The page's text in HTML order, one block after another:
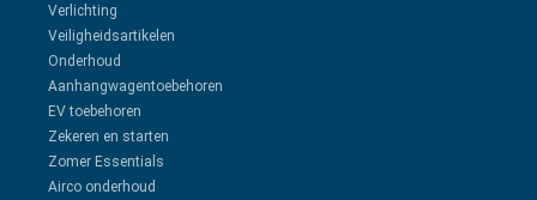
Verlichting
Veiligheidsartikelen
Onderhoud
Aanhangwagentoebehoren
EV toebehoren
Zekeren en starten
Zomer Essentials
Airco onderhoud